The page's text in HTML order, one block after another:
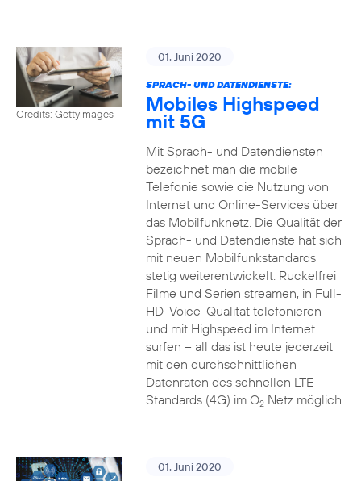
Credits: Gettyimages
01. Juni 2020
SPRACH- UND DATENDIENSTE:
Mobiles Highspeed
mit 5G
Mit Sprach- und Datendiensten
bezeichnet man die mobile
Telefonie sowie die Nutzung von
Internet und Online-Services über
das Mobilfunknetz. Die Qualität der
Sprach- und Datendienste hat sich
mit neuen Mobilfunkstandards
stetig weiterentwickelt. Ruckelfrei
Filme und Serien streamen, in Full-
HD-Voice-Qualität telefonieren
und mit Highspeed im Internet
surfen – all das ist heute jederzeit
mit den durchschnittlichen
Datenraten des schnellen LTE-
Standards (4G) im O2Netz möglich.
01. Juni 2020